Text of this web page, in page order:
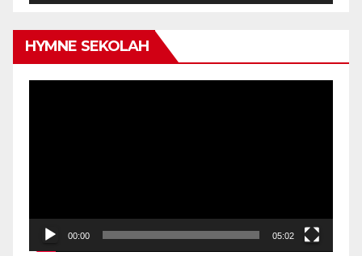
HYMNE SEKOLAH
00:00 05:02